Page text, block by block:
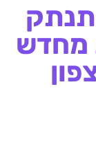
מחדש